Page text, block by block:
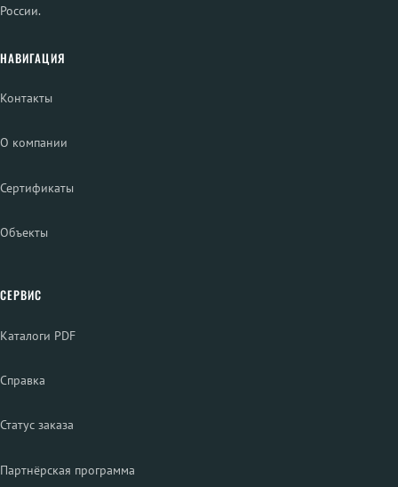
России.
НАВИГАЦИЯ
Контакты
О компании
Сертификаты
Объекты
СЕРВИС
Каталоги PDF
Справка
Статус заказа
Партнёрская программа